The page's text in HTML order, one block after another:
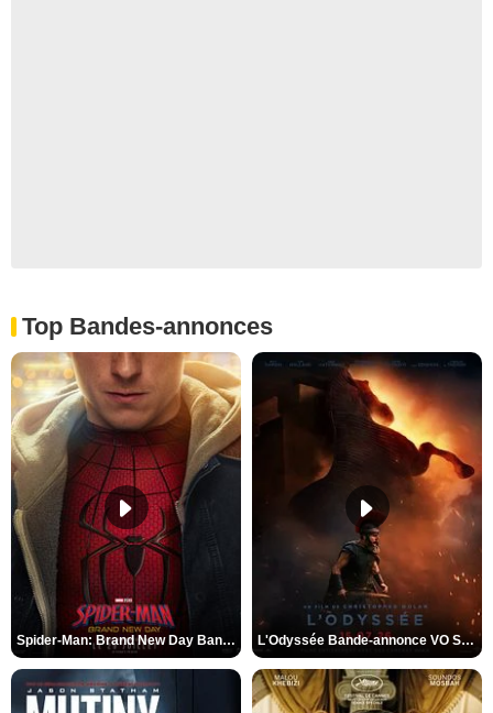
Top Bandes-annonces
Spider-Man: Brand New Day Bande-annonce VO STFR L'Odyssée Bande-annonce VO STFR